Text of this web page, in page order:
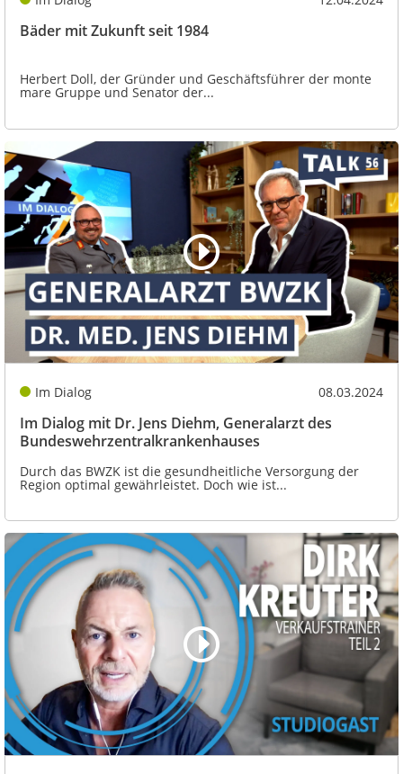
Bäder mit Zukunft seit 1984
Herbert Doll, der Gründer und Geschäftsführer der monte
mare Gruppe und Senator der...
Im Dialog 08.03.2024
Im Dialog mit Dr. Jens Diehm, Generalarzt des
Bundeswehrzentralkrankenhauses
Durch das BWZK ist die gesundheitliche Versorgung der
Region optimal gewährleistet. Doch wie ist...